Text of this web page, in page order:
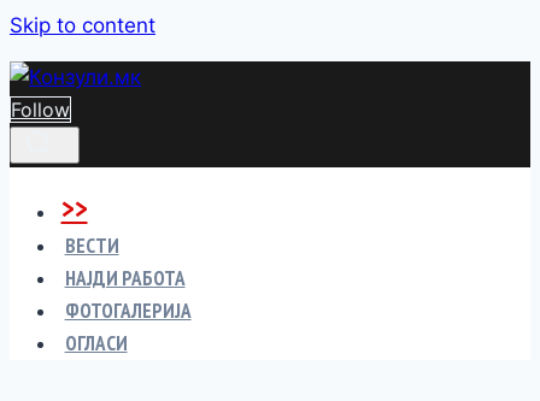
Skip to content
Follow
>>
ВЕСТИ
НАЈДИ РАБОТА
ФОТОГАЛЕРИЈА
ОГЛАСИ